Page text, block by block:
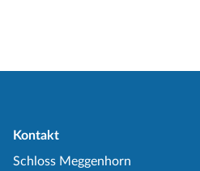
Kontakt
Schloss Meggenhorn